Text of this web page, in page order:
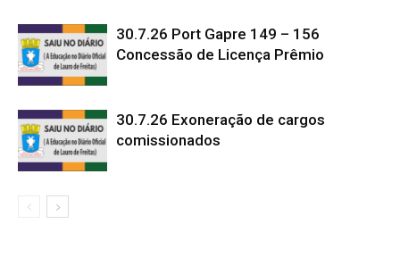
30.7.26 Port Gapre 149 – 156
Concessão de Licença Prêmio
30.7.26 Exoneração de cargos
comissionados